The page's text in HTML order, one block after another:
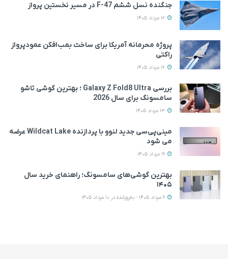
جنگنده نسل ششم F-47 در مسیر نخستین پرواز
پروژه محرمانه آمریکا برای ساخت بمب‌افکن عمودپرواز
راکتی
بررسی Galaxy Z Fold8 Ultra ؛ بهترین گوشی تاشو
سامسونگ برای سال 2026
مینی‌پی‌سی جدید لنوو با پردازنده Wildcat Lake عرضه
می‌ شود
بهترین گوشی‌های سامسونگ؛ راهنمای خرید سال
۱۴۰۵